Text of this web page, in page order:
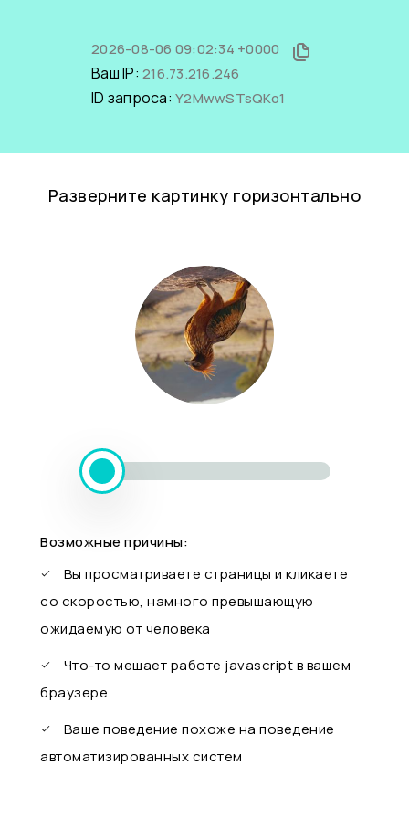
2026-08-06 09:02:34 +0000
Ваш IP: 216.73.216.246
ID запроса: Y2MwwSTsQKo1
Разверните картинку горизонтально
Возможные причины:
Вы просматриваете страницы и кликаете
со скоростью, намного превышающую
ожидаемую от человека
Что-то мешает работе javascript в вашем
браузере
Ваше поведение похоже на поведение
автоматизированных систем